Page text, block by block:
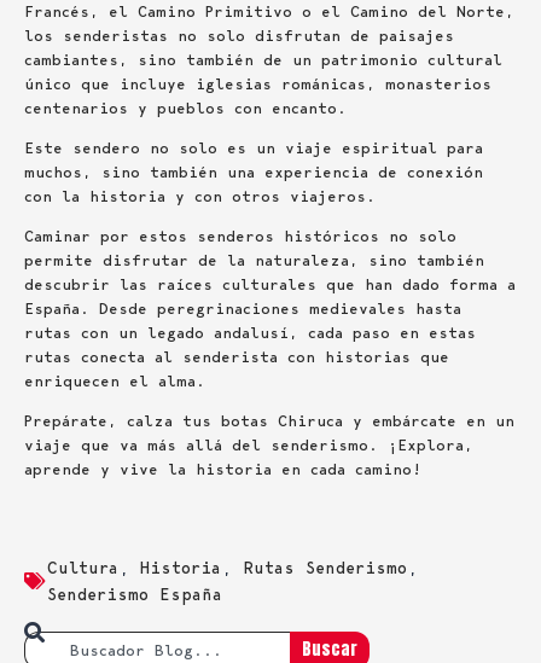
Francés, el Camino Primitivo o el Camino del Norte,
los senderistas no solo disfrutan de paisajes
cambiantes, sino también de un patrimonio cultural
único que incluye iglesias románicas, monasterios
centenarios y pueblos con encanto.
Este sendero no solo es un viaje espiritual para
muchos, sino también una experiencia de conexión
con la historia y con otros viajeros.
Caminar por estos senderos históricos no solo
permite disfrutar de la naturaleza, sino también
descubrir las raíces culturales que han dado forma a
España. Desde peregrinaciones medievales hasta
rutas con un legado andalusí, cada paso en estas
rutas conecta al senderista con historias que
enriquecen el alma.
Prepárate, calza tus botas Chiruca y embárcate en un
viaje que va más allá del senderismo. ¡Explora,
aprende y vive la historia en cada camino!
Cultura Historia Rutas Senderismo
Senderismo España
Buscar